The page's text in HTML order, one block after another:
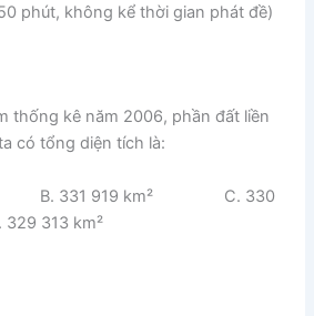
phút, không kể thời gian phát đề)
thống kê năm 2006, phần đất liền
có tổng diện tích là:
B. 331 919 km² C. 330
313 km²